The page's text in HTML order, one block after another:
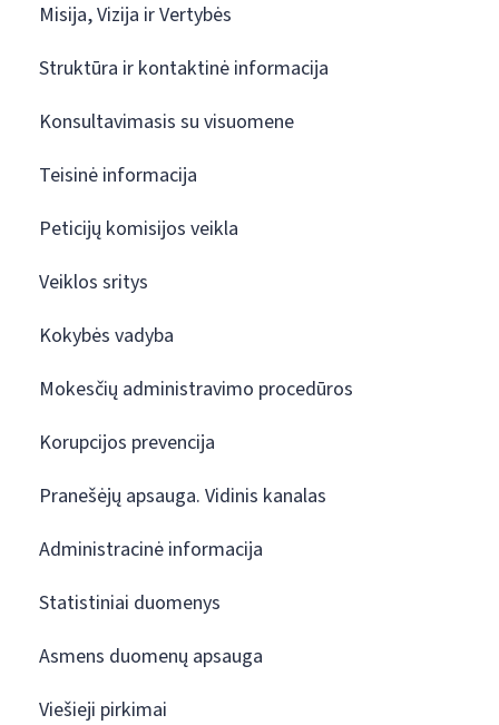
Misija, Vizija ir Vertybės
Struktūra ir kontaktinė informacija
Konsultavimasis su visuomene
Teisinė informacija
Peticijų komisijos veikla
Veiklos sritys
Kokybės vadyba
Mokesčių administravimo procedūros
Korupcijos prevencija
Pranešėjų apsauga. Vidinis kanalas
Administracinė informacija
Statistiniai duomenys
Asmens duomenų apsauga
Viešieji pirkimai